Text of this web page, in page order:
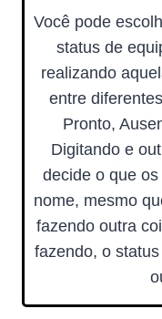
Você pode
status de
realizando
entre
Pronto,
Digitando e
decide o que
nome, mesmo
fazendo outra
fazendo, o